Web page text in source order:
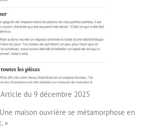
du 9 décembre 2025
maison ouvrière se métamorphose en
»